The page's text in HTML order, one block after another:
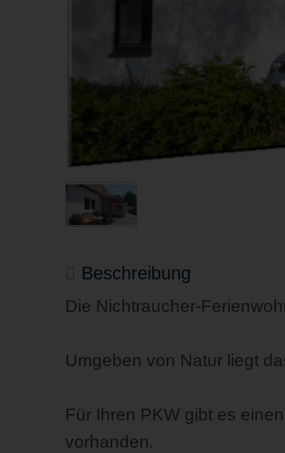
Beschreibung
Die Nichtraucher-
Umgeben von Natur liegt
Für Ihren PKW gibt es
vorhanden.